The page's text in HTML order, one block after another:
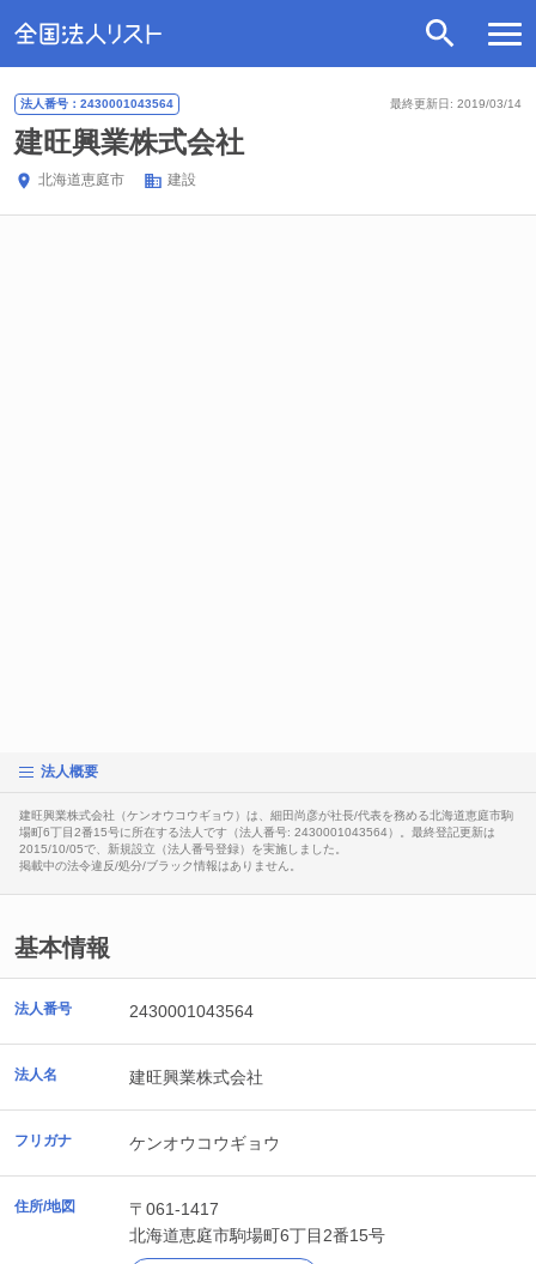
最終更新日: 2019/03/14
法人番号：2430001043564
建旺興業株式会社
北海道恵庭市 建設
法人概要
建旺興業株式会社（ケンオウコウギョウ）は、細田尚彦が社長/代表を務める北海道恵庭市駒
場町6丁目2番15号に所在する法人です（法人番号: 2430001043564）。最終登記更新は
2015/10/05で、新規設立（法人番号登録）を実施しました。
掲載中の法令違反/処分/ブラック情報はありません。
基本情報
法人番号 2430001043564
法人名 建旺興業株式会社
フリガナ ケンオウコウギョウ
住所/地図
〒061-1417
北海道恵庭市駒場町6丁目2番15号